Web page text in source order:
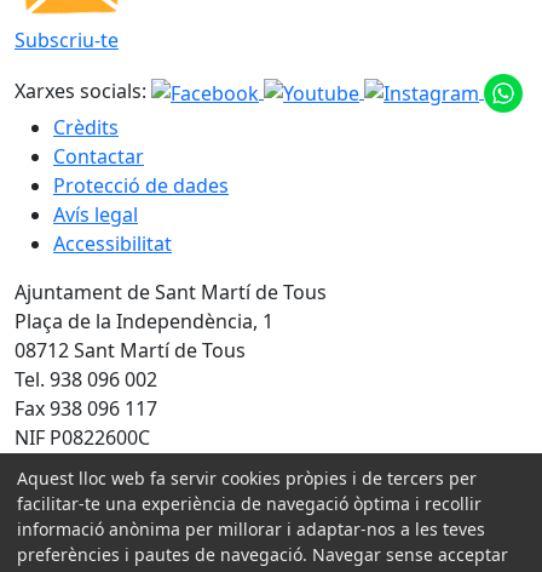
Subscriu-te
Xarxes socials:
Crèdits
Contactar
Protecció de dades
Avís legal
Accessibilitat
Ajuntament de Sant Martí de Tous
Plaça de la Independència, 1
08712 Sant Martí de Tous
Tel. 938 096 002
Fax 938 096 117
NIF P0822600C
Amb la col·laboració de:
Aquest lloc web fa servir cookies pròpies i de tercers per
facilitar-te una experiència de navegació òptima i recollir
informació anònima per millorar i adaptar-nos a les teves
preferències i pautes de navegació. Navegar sense acceptar